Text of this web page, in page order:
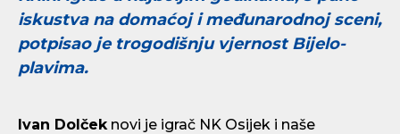
iskustva na domaćoj i međunarodnoj sceni,
potpisao je trogodišnju vjernost Bijelo-
plavima.
Ivan Dolčeknovi je igrač NK Osijek i naše